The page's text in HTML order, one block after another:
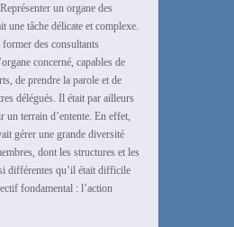
un organe des
une tâche délicate et complexe.
des consultants
concerné, capables de
de prendre la parole et de
délégués. Il était par ailleurs
un terrain d’entente. En effet,
gérer une grande diversité
dont les structures et les
différentes qu’il était difficile
fondamental : l’action